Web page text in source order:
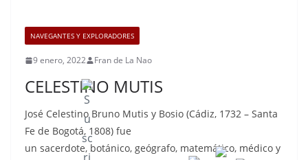
NAVEGANTES Y EXPLORADORES
9 enero, 2022 Fran de La Nao
CELESTINO MUTIS
José Celestino Bruno Mutis y Bosio (Cádiz, 1732 – Santa
Fe de Bogotá, 1808) fue
un sacerdote, botánico, geógrafo, matemático, médico y